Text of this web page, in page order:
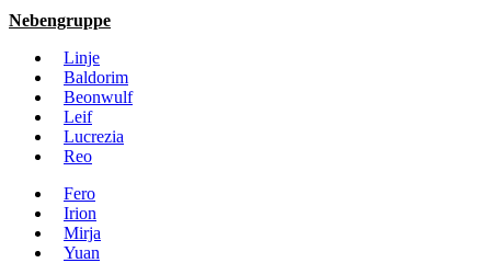
Nebengruppe
Linje
Baldorim
Beonwulf
Leif
Lucrezia
Reo
Fero
Irion
Mirja
Yuan